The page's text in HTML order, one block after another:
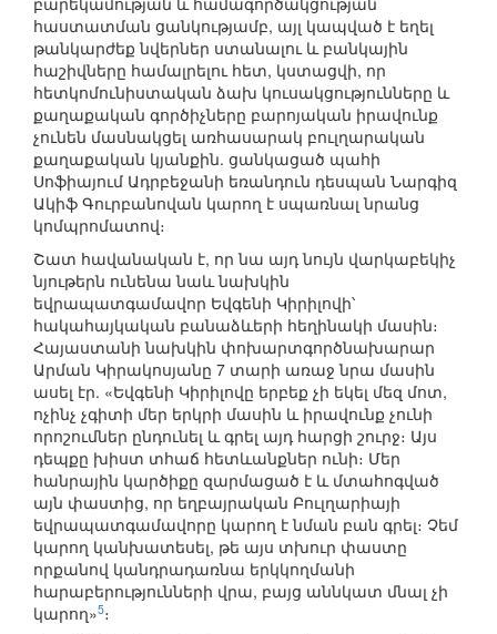
հաստատման ցանկությամբ, այլ կապված է եղել
թանկարժեք նվերներ ստանալու և բանկային
հաշիվները համալրելու հետ, կստացվի, որ
հետկոմունիստական ձախ կուսակցությունները և
քաղաքական գործիչները բարոյական իրավունք
չունեն մասնակցել առհասարակ բուլղարական
քաղաքական կյանքին. ցանկացած պահի
Սոֆիայում Ադրբեջանի եռանդուն դեսպան Նարգիզ
Ակիֆ Գուրբանովան կարող է սպառնալ նրանց
կոմպրոմատով։
Շատ հավանական է, որ նա այդ նույն վարկաբեկիչ
նյութերն ունենա նաև նախկին
եվրապատգամավոր Եվգենի Կիրիլովի՝
հակահայկական բանաձևերի հեղինակի մասին։
Հայաստանի նախկին փոխարտգործնախարար
Արման Կիրակոսյանը 7 տարի առաջ նրա մասին
ասել էր. «Եվգենի Կիրիլովը երբեք չի եկել մեզ մոտ,
ոչինչ չգիտի մեր երկրի մասին և իրավունք չունի
որոշումներ ընդունել և գրել այդ հարցի շուրջ։ Այս
դեպքը խիստ տհաճ հետևանքներ ունի։ Մեր
հանրային կարծիքը զարմացած է և մտահոգված
այն փաստից, որ եղբայրական Բուլղարիայի
եվրապատգամավորը կարող է նման բան գրել։ Չեմ
կարող կանխատեսել, թե այս տխուր փաստը
որքանով կանդրադառնա երկկողմանի
հարաբերությունների վրա, բայց աննկատ մնալ չի
կարող»5։